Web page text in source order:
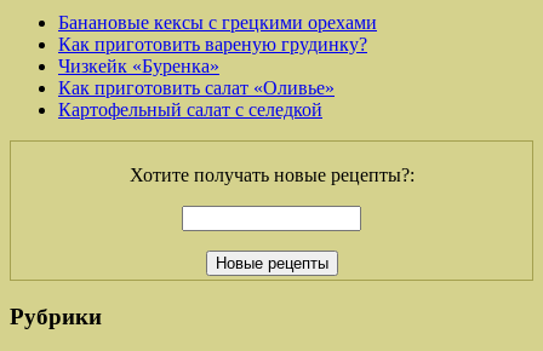
Банановые кексы с грецкими орехами
Как приготовить вареную грудинку?
Чизкейк «Буренка»
Как приготовить салат «Оливье»
Картофельный салат с селедкой
Хотите получать новые рецепты?:
Рубрики